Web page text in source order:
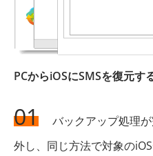
PCからiOSにSMSを復元す
01
バックアップ処理
外し、同じ方法で対象の